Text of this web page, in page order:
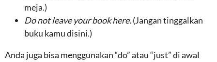
meja.)
Do not leave your book here.(Jangan tinggalkan
buku kamu disini.)
Anda juga bisa menggunakan “do” atau “just” di awal